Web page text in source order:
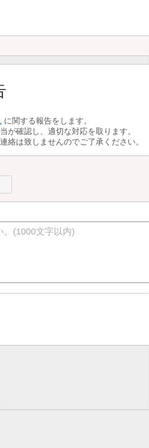
に関する報告をします。
が確認し、適切な対応を取ります。
絡は致しませんのでご了承ください。